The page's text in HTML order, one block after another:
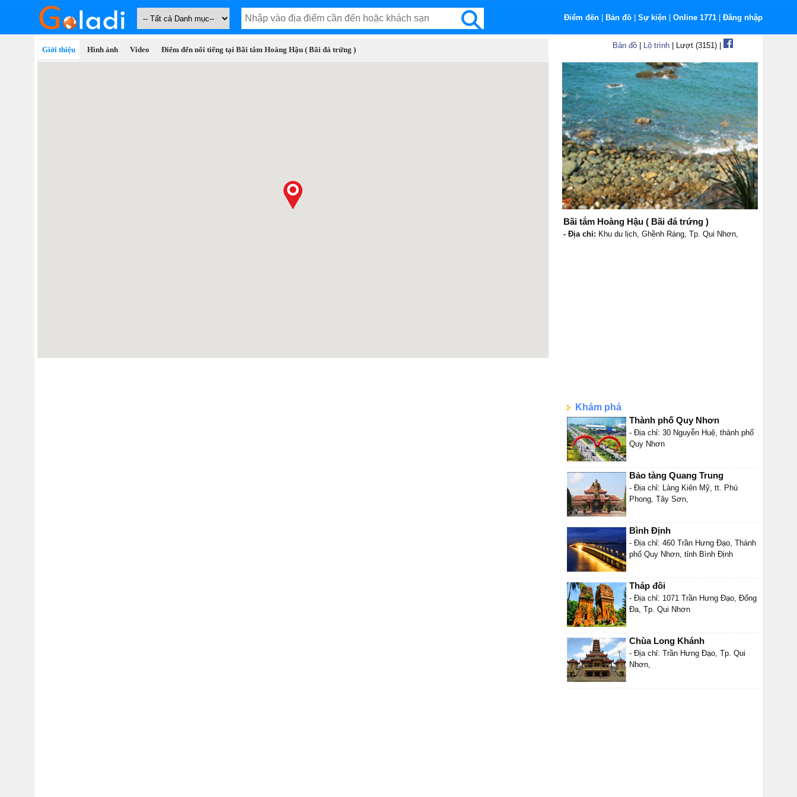
Điểm đến Bản đồ Sự kiện Online 1771 Đăng nhập
Giới thiệu Hình ảnh Video Điểm đến nổi tiếng tại Bãi tắm Hoàng Hậu ( Bãi đá trứng ) Bản đồ| Lộ trình| Lượt (3151) |
Bãi tắm Hoàng Hậu ( Bãi đá trứng )
- Địa chỉ: Khu du lịch, Ghềnh Ráng, Tp. Qui Nhơn,
Khám phá
Thành phố Quy Nhơn
- Địa chỉ: 30 Nguyễn Huệ, thành phố
Quy Nhơn
Bảo tàng Quang Trung
- Địa chỉ: Làng Kiên Mỹ, tt. Phú
Phong, Tây Sơn,
Bình Định
- Địa chỉ: 460 Trần Hưng Đạo, Thành
phố Quy Nhơn, tỉnh Bình Định
Tháp đôi
- Địa chỉ: 1071 Trần Hưng Đạo, Đống
Đa, Tp. Qui Nhơn
Chùa Long Khánh
- Địa chỉ: Trần Hưng Đạo, Tp. Qui
Nhơn,